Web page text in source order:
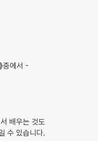
중에서 -
배우는 것도
수 있습니다.